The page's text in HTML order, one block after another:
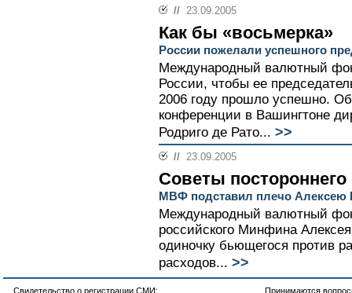
// 23.09.2005
Как бы «восьмерка»
России пожелали успешного
Международный валютный
России, чтобы ее
2006 году прошло успешно.
конференции в Вашингтоне
Родриго де Рато... >>
// 23.09.2005
Советы постороннего
МВФ подставил плечо Алексею
Международный валютный
российского Минфина
одиночку бьющегося против
расходов... >>
Свидетельство о регистрации СМИ:
Принимаются